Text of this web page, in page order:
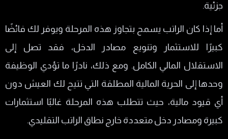
جزئية.
أما إذا كان الراتب يسمح بتجاوز هذه المرحلة ويوفر لك فائضًا
كبيرًا للاستثمار وتنويع مصادر الدخل، فقد تصل إلى
الاستقلال المالي الكامل. ومع ذلك، نادرًا ما تؤدي الوظيفة
وحدها إلى الحرية المالية المطلقة التي تتيح لك العيش دون
أي قيود مالية، حيث تتطلب هذه المرحلة غالبًا استثمارات
كبيرة ومصادر دخل متعددة خارج نطاق الراتب التقليدي.